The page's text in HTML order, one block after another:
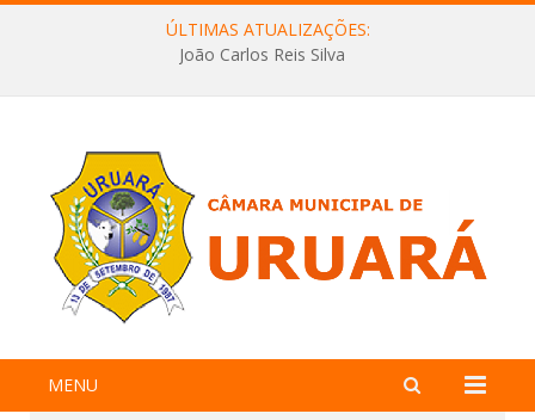
ÚLTIMAS ATUALIZAÇÕES:
João Carlos Reis Silva
MENU